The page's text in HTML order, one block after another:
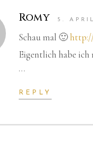
Romy 5.
Schau mal 🙂http://
Eigentlich habe ich
…
REPLY